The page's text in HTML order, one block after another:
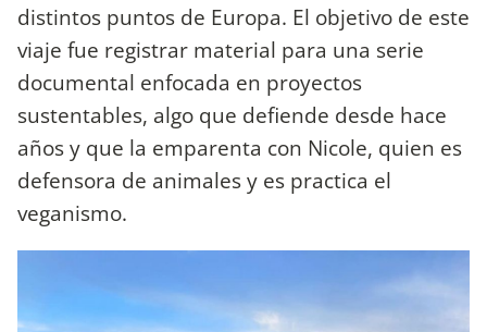
distintos puntos de Europa. El objetivo de este
viaje fue registrar material para una serie
documental enfocada en proyectos
sustentables, algo que defiende desde hace
años y que la emparenta con Nicole, quien es
defensora de animales y es practica el
veganismo.